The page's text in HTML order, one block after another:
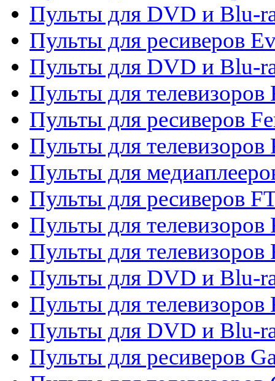
Пульты для DVD и Blu-
Пульты для ресиверов
Пульты для DVD и Blu-
Пульты для телевизоров
Пульты для ресиверов
Пульты для
Пульты для
Пульты для ресиверов
Пульты для телевизоров
Пульты для телевизоров
Пульты для DVD и Blu-
Пульты для телевизоров
Пульты для DVD и Blu-
Пульты для ресиверов